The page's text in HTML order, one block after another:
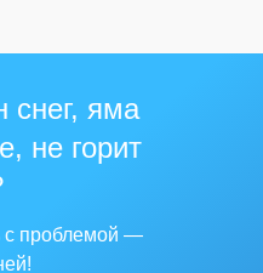
снег, яма
не горит
с проблемой —